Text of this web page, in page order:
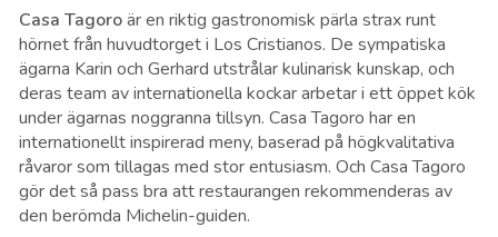
Casa Tagoroär en riktig gastronomisk pärla strax runt
hörnet från huvudtorget i Los Cristianos. De sympatiska
ägarna Karin och Gerhard utstrålar kulinarisk kunskap, och
deras team av internationella kockar arbetar i ett öppet kök
under ägarnas noggranna tillsyn. Casa Tagoro har en
internationellt inspirerad meny, baserad på högkvalitativa
råvaror som tillagas med stor entusiasm. Och Casa Tagoro
gör det så pass bra att restaurangen rekommenderas av
den berömda Michelin-guiden.